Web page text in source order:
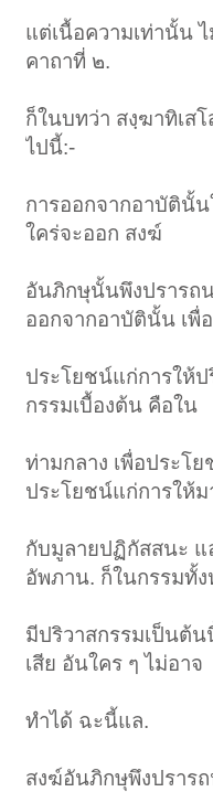
แต่เนื้อความเท่านั้น
คาถาที่ ๒.
ก็ในบทว่า สงฺฆาทิเส
ไปนี้:-
การออกจากอาบัตินั้
ใคร่จะออก สงฆ์
อันภิกษุนั้นพึงปรารถ
ออกจากอาบัตินั้น เพื่อ
ประโยชน์แก่การให้ป
กรรมเบื้องต้น คือใน
ท่ามกลาง เพื่อประโ
ประโยชน์แก่การให้
กับมูลายปฏิกัสสนะ แ
อัพภาน. ก็ในกรรมทั้ง
มีปริวาสกรรมเป็นต้
เสีย อันใคร ๆ ไม่อาจ
ทำได้ ฉะนี้แล.
สงฆ์อันภิกษุพึงปราร